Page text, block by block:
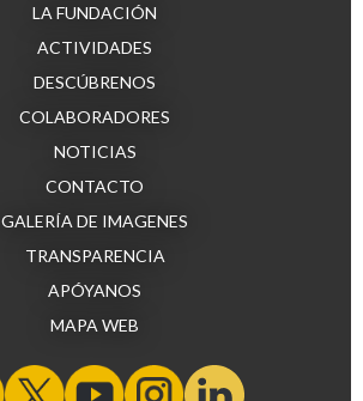
LA FUNDACIÓN
ACTIVIDADES
DESCÚBRENOS
COLABORADORES
NOTICIAS
CONTACTO
GALERÍA DE IMAGENES
TRANSPARENCIA
APÓYANOS
MAPA WEB